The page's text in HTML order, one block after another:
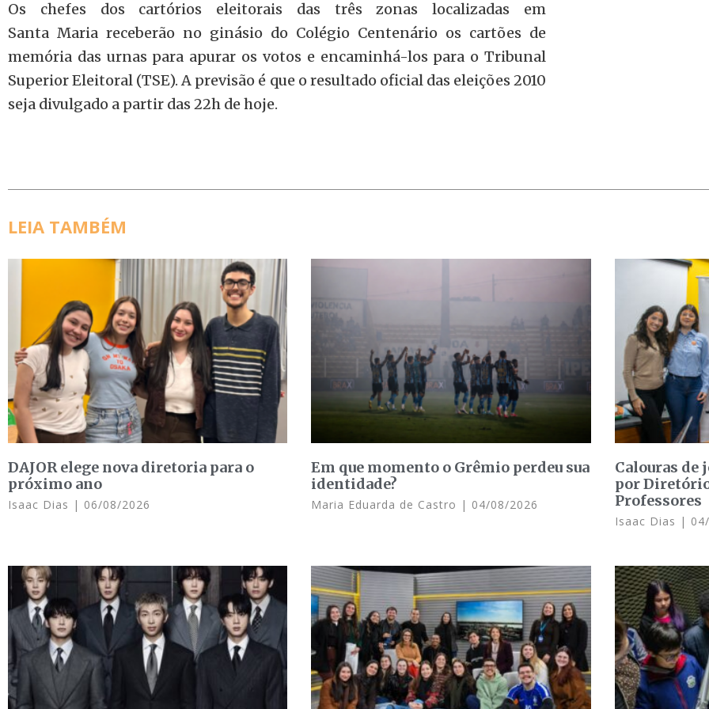
Os chefes dos cartórios eleitorais das três zonas localizadas em
Santa Maria receberão no ginásio do Colégio Centenário os cartões de
memória das urnas para apurar os votos e encaminhá-los para o Tribunal
Superior Eleitoral (TSE). A previsão é que o resultado oficial das eleições 2010
seja divulgado a partir das 22h de hoje.
LEIA TAMBÉM
DAJOR elege nova diretoria para o
próximo ano
Isaac Dias 06/08/2026
Em que momento o Grêmio perdeu sua
identidade?
Maria Eduarda de Castro 04/08/2026
Calouras de
por
Professores
Isaac Dias